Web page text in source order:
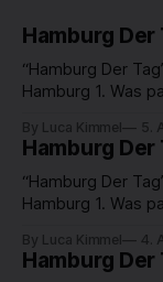
Hamburg
“Hamburg Der
Hamburg 1. Was
in unserer Stadt
um 18 Uhr
By Luca Kimmel 5.
Hamburg
“Hamburg Der
Hamburg 1. Was
in unserer Stadt
um 18 Uhr
By Luca Kimmel 4.
Hamburg